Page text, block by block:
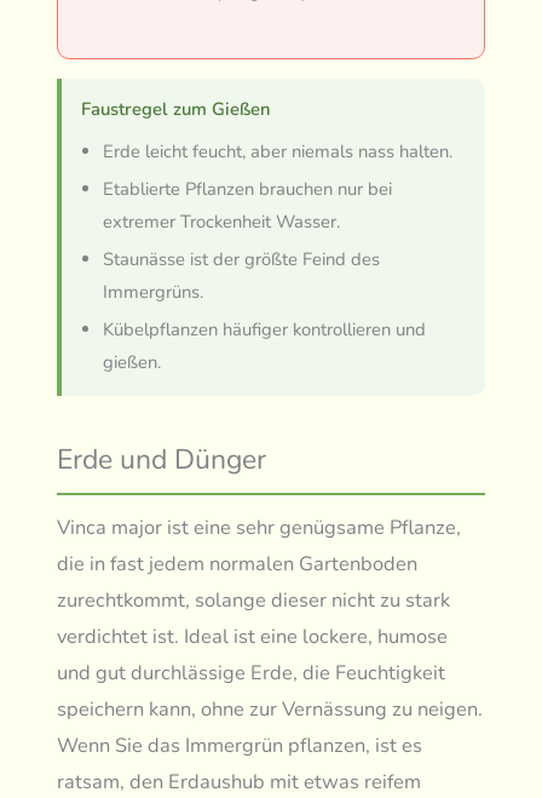
Faustregel zum Gießen
Erde leicht feucht, aber niemals nass halten.
Etablierte Pflanzen brauchen nur bei
extremer Trockenheit Wasser.
Staunässe ist der größte Feind des
Immergrüns.
Kübelpflanzen häufiger kontrollieren und
gießen.
Erde und Dünger
Vinca major ist eine sehr genügsame Pflanze,
die in fast jedem normalen Gartenboden
zurechtkommt, solange dieser nicht zu stark
verdichtet ist. Ideal ist eine lockere, humose
und gut durchlässige Erde, die Feuchtigkeit
speichern kann, ohne zur Vernässung zu neigen.
Wenn Sie das Immergrün pflanzen, ist es
ratsam, den Erdaushub mit etwas reifem